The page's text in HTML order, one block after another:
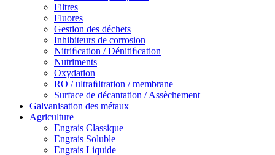
Filtres
Fluores
Gestion des déchets
Inhibiteurs de corrosion
Nitriﬁcation / Dénitiﬁcation
Nutriments
Oxydation
RO / ultraﬁltration / membrane
Surface de décantation / Assèchement
Galvanisation des métaux
Agriculture
Engrais Classique
Engrais Soluble
Engrais Liquide